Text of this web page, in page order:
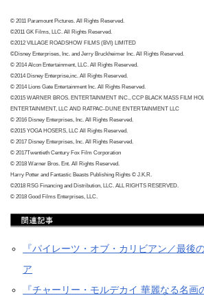
© 2011 Paramount Pictures. All Rights Reserved.
©2011 GK Films, LLC. All Rights Reserved.
©2012 VILLAGE ROADSHOW FILMS (BVI) LIMITED
©Disney Enterprises, Inc. and Jerry Bruckheimer Inc. All Rights Reserved.
© 2014 Alcon Entertainment, LLC. All Rights Reserved.
©2014 Disney Enterprise,inc. All Rights Reserved.
© 2014 Lions Gate Entertainment Inc. All Rights Reserved.
©2015 WARNER BROS. ENTERTAINMENT INC., CCP BLACK MASS FILM
ENTERTAINMENT, LLC AND RATPAC-DUNE ENTERTAINMENT LLC
© 2016 Disney Enterprises, Inc. All Rights Reserved.
©2015 YOGA HOSERS, LLC All Rights Reserved.
© 2017 Disney Enterprises, Inc. All Rights Reserved.
© 2017Twentieth Century Fox Film Corporation
© 2018 Warner Bros. Ent. All Rights Reserved.
Harry Potter and Fantastic Beasts Publishing Rights © J.K.R.
©2018 RSG Financing and Distribution, LLC. ALL RIGHTS RESERVED.
© 2018 Good Films Enterprises, LLC.
『パイレーツ・オブ・カリビアン／最後
ア
『チャーリー・モルデカイ 華麗なる名画